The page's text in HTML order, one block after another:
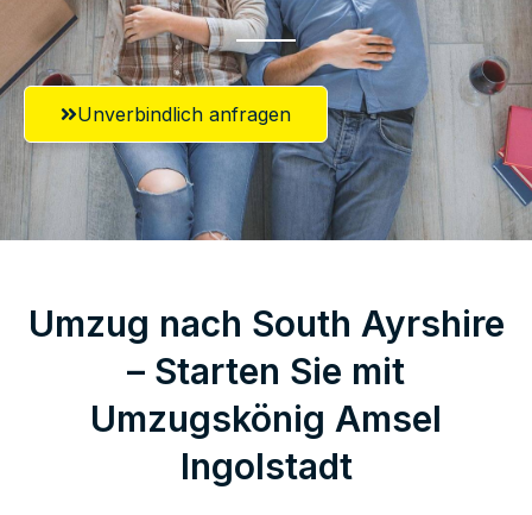
Unverbindlich anfragen
Umzug nach South Ayrshire
– Starten Sie mit
Umzugskönig Amsel
Ingolstadt